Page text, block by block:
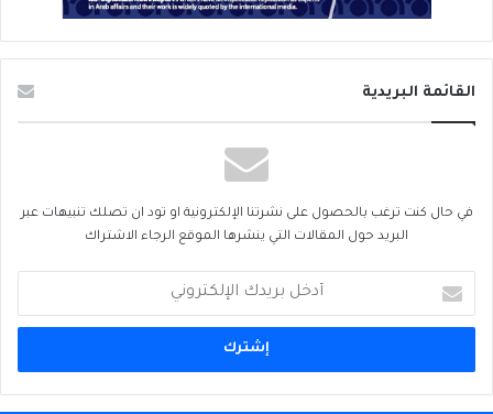
القائمة البريدية
في حال كنت ترغب بالحصول على نشرتنا الإلكترونية او تود ان تصلك تنبيهات عبر
البريد حول المقالات التي ينشرها الموقع الرجاء الاشتراك
بريدك
الإلكتروني